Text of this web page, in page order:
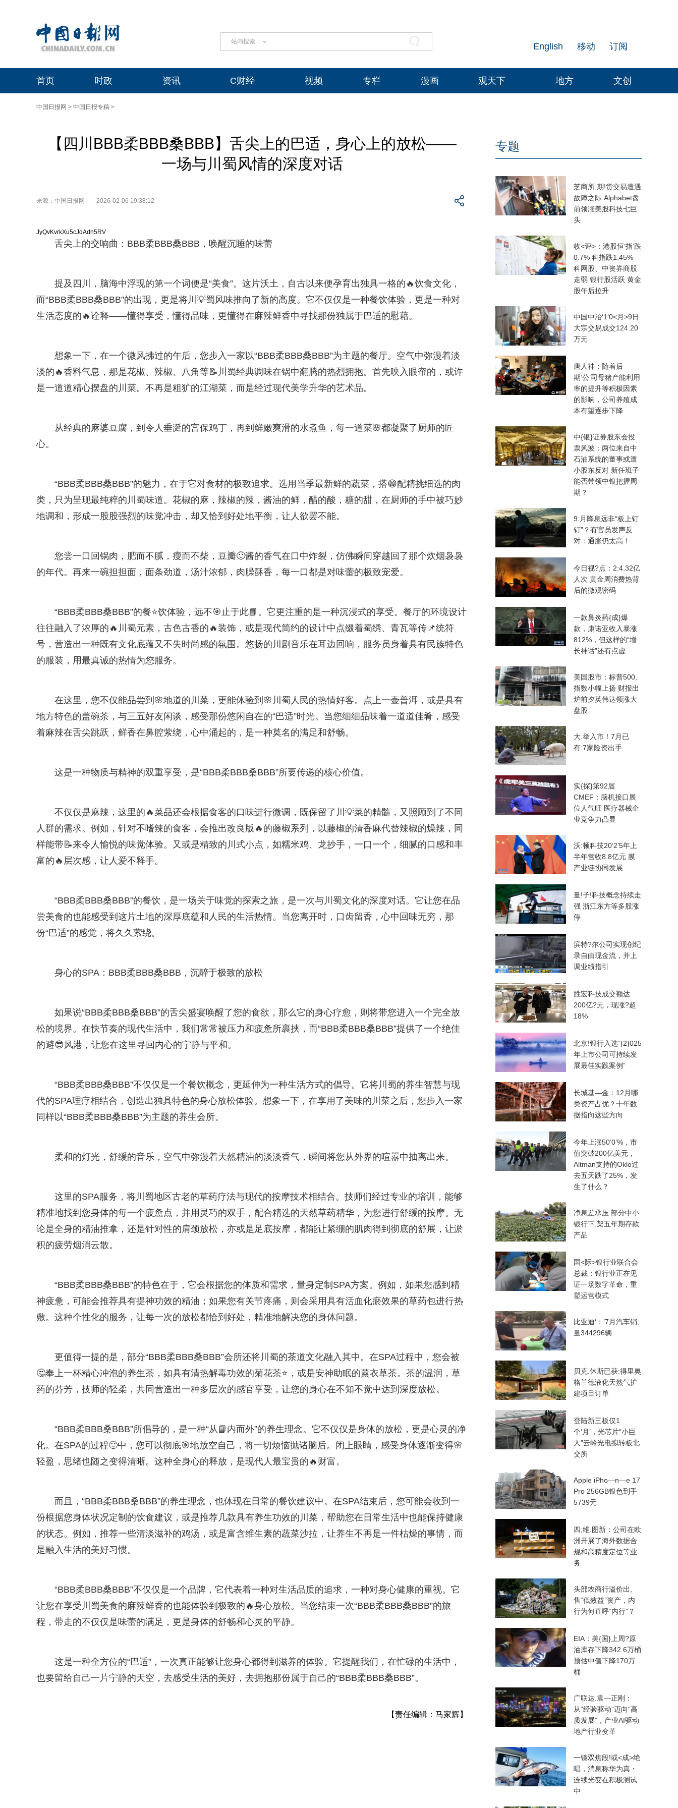
站内搜索 订阅
移动
English
首页 时政 资讯 C财经 视频 专栏 漫画 观天下 地方 文创
中国日报网 > 中国日报专稿 >
【四川BBB柔BBB桑BBB】舌尖上的巴适，身心上的放松——
一场与川蜀风情的深度对话
来源：中国日报网 2026-02-06 19:38:12
JyQvKvrkXu5cJdAdh5RV
舌尖上的交响曲：BBB柔BBB桑BBB，唤醒沉睡的味蕾
提及四川，脑海中浮现的第一个词便是“美食”。这片沃土，自古以来便孕育出独具一格的🔥饮食文化，
而“BBB柔BBB桑BBB”的出现，更是将川💡蜀风味推向了新的高度。它不仅仅是一种餐饮体验，更是一种对
生活态度的🔥诠释——懂得享受，懂得品味，更懂得在麻辣鲜香中寻找那份独属于巴适的慰藉。
想象一下，在一个微风拂过的午后，您步入一家以“BBB柔BBB桑BBB”为主题的餐厅。空气中弥漫着淡
淡的🔥香料气息，那是花椒、辣椒、八角等📝川蜀经典调味在锅中翻腾的热烈拥抱。首先映入眼帘的，或许
是一道道精心摆盘的川菜。不再是粗犷的江湖菜，而是经过现代美学升华的艺术品。
从经典的麻婆豆腐，到令人垂涎的宫保鸡丁，再到鲜嫩爽滑的水煮鱼，每一道菜🌸都凝聚了厨师的匠
心。
“BBB柔BBB桑BBB”的魅力，在于它对食材的极致追求。选用当季最新鲜的蔬菜，搭😁配精挑细选的肉
类，只为呈现最纯粹的川蜀味道。花椒的麻，辣椒的辣，酱油的鲜，醋的酸，糖的甜，在厨师的手中被巧妙
地调和，形成一股股强烈的味觉冲击，却又恰到好处地平衡，让人欲罢不能。
您尝一口回锅肉，肥而不腻，瘦而不柴，豆瓣🙂酱的香气在口中炸裂，仿佛瞬间穿越回了那个炊烟袅袅
的年代。再来一碗担担面，面条劲道，汤汁浓郁，肉臊酥香，每一口都是对味蕾的极致宠爱。
“BBB柔BBB桑BBB”的餐⭐饮体验，远不🎯止于此📘。它更注重的是一种沉浸式的享受。餐厅的环境设计
往往融入了浓厚的🔥川蜀元素，古色古香的🔥装饰，或是现代简约的设计中点缀着蜀绣、青瓦等传📌统符
号，营造出一种既有文化底蕴又不失时尚感的氛围。悠扬的川剧音乐在耳边回响，服务员身着具有民族特色
的服装，用最真诚的热情为您服务。
在这里，您不仅能品尝到🌸地道的川菜，更能体验到🌸川蜀人民的热情好客。点上一壶普洱，或是具有
地方特色的盖碗茶，与三五好友闲谈，感受那份悠闲自在的“巴适”时光。当您细细品味着一道道佳肴，感受
着麻辣在舌尖跳跃，鲜香在鼻腔萦绕，心中涌起的，是一种莫名的满足和舒畅。
这是一种物质与精神的双重享受，是“BBB柔BBB桑BBB”所要传递的核心价值。
不仅仅是麻辣，这里的🔥菜品还会根据食客的口味进行微调，既保留了川💡菜的精髓，又照顾到了不同
人群的需求。例如，针对不嗜辣的食客，会推出改良版🔥的藤椒系列，以藤椒的清香麻代替辣椒的燥辣，同
样能带📝来令人愉悦的味觉体验。又或是精致的川式小点，如糯米鸡、龙抄手，一口一个，细腻的口感和丰
富的🔥层次感，让人爱不释手。
“BBB柔BBB桑BBB”的餐饮，是一场关于味觉的探索之旅，是一次与川蜀文化的深度对话。它让您在品
尝美食的也能感受到这片土地的深厚底蕴和人民的生活热情。当您离开时，口齿留香，心中回味无穷，那
份“巴适”的感觉，将久久萦绕。
身心的SPA：BBB柔BBB桑BBB，沉醉于极致的放松
如果说“BBB柔BBB桑BBB”的舌尖盛宴唤醒了您的食欲，那么它的身心疗愈，则将带您进入一个完全放
松的境界。在快节奏的现代生活中，我们常常被压力和疲惫所裹挟，而“BBB柔BBB桑BBB”提供了一个绝佳
的避😎风港，让您在这里寻回内心的宁静与平和。
“BBB柔BBB桑BBB”不仅仅是一个餐饮概念，更延伸为一种生活方式的倡导。它将川蜀的养生智慧与现
代的SPA理疗相结合，创造出独具特色的身心放松体验。想象一下，在享用了美味的川菜之后，您步入一家
同样以“BBB柔BBB桑BBB”为主题的养生会所。
柔和的灯光，舒缓的音乐，空气中弥漫着天然精油的淡淡香气，瞬间将您从外界的喧嚣中抽离出来。
这里的SPA服务，将川蜀地区古老的草药疗法与现代的按摩技术相结合。技师们经过专业的培训，能够
精准地找到您身体的每一个疲惫点，并用灵巧的双手，配合精选的天然草药精华，为您进行舒缓的按摩。无
论是全身的精油推拿，还是针对性的肩颈放松，亦或是足底按摩，都能让紧绷的肌肉得到彻底的舒展，让淤
积的疲劳烟消云散。
“BBB柔BBB桑BBB”的特色在于，它会根据您的体质和需求，量身定制SPA方案。例如，如果您感到精
神疲惫，可能会推荐具有提神功效的精油；如果您有关节疼痛，则会采用具有活血化瘀效果的草药包进行热
敷。这种个性化的服务，让每一次的放松都恰到好处，精准地解决您的身体问题。
更值得一提的是，部分“BBB柔BBB桑BBB”会所还将川蜀的茶道文化融入其中。在SPA过程中，您会被
🤔奉上一杯精心冲泡的养生茶，如具有清热解毒功效的菊花茶⭐，或是安神助眠的薰衣草茶。茶的温润，草
药的芬芳，技师的轻柔，共同营造出一种多层次的感官享受，让您的身心在不知不觉中达到深度放松。
“BBB柔BBB桑BBB”所倡导的，是一种“从📘内而外”的养生理念。它不仅仅是身体的放松，更是心灵的净
化。在SPA的过程🙂中，您可以彻底🎯地放空自己，将一切烦恼抛诸脑后。闭上眼睛，感受身体逐渐变得🌸
轻盈，思绪也随之变得清晰。这种全身心的释放，是现代人最宝贵的🔥财富。
而且，“BBB柔BBB桑BBB”的养生理念，也体现在日常的餐饮建议中。在SPA结束后，您可能会收到一
份根据您身体状况定制的饮食建议，或是推荐几款具有养生功效的川菜，帮助您在日常生活中也能保持健康
的状态。例如，推荐一些清淡滋补的鸡汤，或是富含维生素的蔬菜沙拉，让养生不再是一件枯燥的事情，而
是融入生活的美好习惯。
“BBB柔BBB桑BBB”不仅仅是一个品牌，它代表着一种对生活品质的追求，一种对身心健康的重视。它
让您在享受川蜀美食的麻辣鲜香的也能体验到极致的🔥身心放松。当您结束一次“BBB柔BBB桑BBB”的旅
程，带走的不仅仅是味蕾的满足，更是身体的舒畅和心灵的平静。
这是一种全方位的“巴适”，一次真正能够让您身心都得到滋养的体验。它提醒我们，在忙碌的生活中，
也要留给自己一片宁静的天空，去感受生活的美好，去拥抱那份属于自己的“BBB柔BBB桑BBB”。
【责任编辑：马家辉】
专题
芝商所;期!货交易遭遇
故障之际 Alphabet盘
前领涨美股科技七巨
头
收<评>：港股恒‘指’跌
0.7% 科指跌1.45%
科网股、中资券商股
走弱 银行股活跃 黄金
股午后拉升
中国中冶‘1’0<月>9日
大宗交易成交124.20
万元
唐人神：随着后
期‘公’司母猪产能利用
率的提升等积极因素
的影响，公司养殖成
本有望逐步下降
中{银}证券股东会投
票风波：两位来自中
石油系统的董事或遭
小股东反对 新任班子
能否带领中银把握周
期？
9:月降息远非“板上钉
钉”？有官员发声反
对：通胀仍太高！
今日视?点：2:4.32亿
人次 黄金周消费热背
后的微观密码
一款鼻炎药{成}爆
款，康诺亚收入暴涨
812%，但这样的“增
长神话”还有点虚
美国股市：标普500,
指数小幅上扬 财报出
炉前夕英伟达领涨大
盘股
大.举入市！7月已
有:7家险资出手
实{探}第92届
CMEF：脑机接口展
位人气旺 医疗器械企
业竞争力凸显
沃:顿科技20‘2’5年上
半年营收8.8亿元 膜
产业链协同发展
量!子!科技概念持续走
强 浙江东方等多股涨
停
滨特?尔公司实现创纪
录自由现金流，并上
调业绩指引
胜宏科技成交额达
200亿?元，现涨?超
18%
北京!银行入选“{2}025
年上市公司可持续发
展最佳实践案例”
长城基—金：12月哪
类资产占优？十年数
据指向这些方向
今年上涨50‘0’%，市
值突破200亿美元，
Altman支持的Oklo过
去五天跌了25%，发
生了什么？
净息差承压 部分中小
银行下;架五年期存款
产品
国<际>银行业联合会
总裁：银行业正在见
证一场数字革命，重
塑运营模式
比亚迪‘：’7月汽车销;
量344296辆
贝克.休斯已获:得里奥
格兰德液化天然气扩
建项目订单
登陆新三板仅1
个‘月’，光芯片“小巨
人”云岭光电拟转板北
交所
Apple iPho—n—e 17
Pro 256GB银色到手
5739元
四;维.图新：公司在欧
洲开展了海外数据合
规和高精度定位等业
务
头部农商行溢价出,
售“低效益”资产，内
行为何直呼“内行”？
EIA：美{国}上周?原
油库存下降342.6万桶
预估中值下降170万
桶
广联达.袁—正刚：
从“经验驱动”迈向“高
质发展”，产业AI驱动
地产行业变革
一镜双焦段!或<成>绝
唱，消息称华为真・
连续光变在积极测试
中